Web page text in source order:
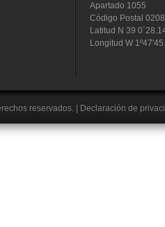
Apartado 1055
Código Postal
Latitud N 39
Longitud W
reservados. Declaración de